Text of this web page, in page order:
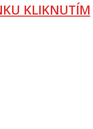
KLIKNUTÍM